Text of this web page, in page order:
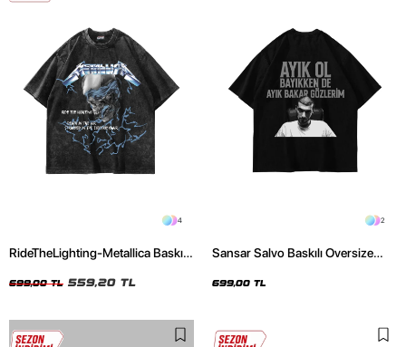
4
RideTheLighting-Metallica Baskılı
Tshirt
699,00 TL 559,20 TL
2
Sansar Salvo Baskılı Oversize
699,00 TL